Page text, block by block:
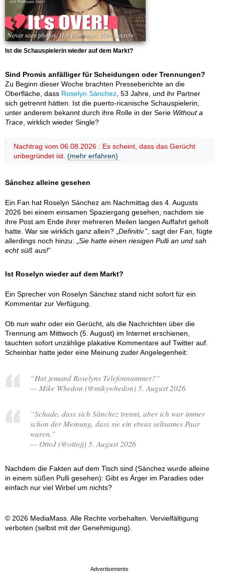
Ist die Schauspielerin wieder auf dem Markt?
Sind Promis anfälliger für Scheidungen oder Trennungen?
Zu Beginn dieser Woche brachten Presseberichte an die
Oberfläche, dass Roselyn Sánchez , 53 Jahre, und ihr Partner
sich getrennt hätten. Ist die puerto-ricanische Schauspielerin,
unter anderem bekannt durch ihre Rolle in der Serie Without a
Trace , wirklich wieder Single?
Nachtrag vom 06.08.2026 : Es scheint, dass das Gerücht
unbegründet ist. (mehr erfahren)
Sánchez alleine gesehen
Ein Fan hat Roselyn Sánchez am Nachmittag des 4. Augusts
2026 bei einem einsamen Spaziergang gesehen, nachdem sie
ihre Post am Ende ihrer mehreren Meilen langen Auffahrt geholt
hatte. War sie wirklich ganz allein? „ Definitiv.”, sagt der Fan, fügte
allerdings noch hinzu: „ Sie hatte einen riesigen Pulli an und sah
echt süß aus!”
Ist Roselyn wieder auf dem Markt?
Ein Sprecher von Roselyn Sánchez stand nicht sofort für ein
Kommentar zur Verfügung.
Ob nun wahr oder ein Gerücht, als die Nachrichten über die
Trennung am Mittwoch (5. August) im Internet erschienen,
tauchten sofort unzählige plakative Kommentare auf Twitter auf.
Scheinbar hatte jeder eine Meinung zuder Angelegenheit:
“Hat jemand Roselyns Telefonnummer?”
— Mike Whedon (@mikywhedon) 5. August 2026
“Schade, dass sich Sánchez trennt, aber ich war immer
schon der Meinung, dass sie ein etwas seltsames Paar
waren.”
— OttoJ (@ottojj) 5. August 2026
Nachdem die Fakten auf dem Tisch sind (Sánchez wurde alleine
in einem süßen Pulli gesehen): Gibt es Ärger im Paradies oder
einfach nur viel Wirbel um nichts?
© 2026 MediaMass. Alle Rechte vorbehalten. Vervielfältigung
verboten (selbst mit der Genehmigung).